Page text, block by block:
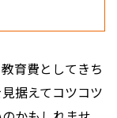
育費としてきち
据えてコツコツ